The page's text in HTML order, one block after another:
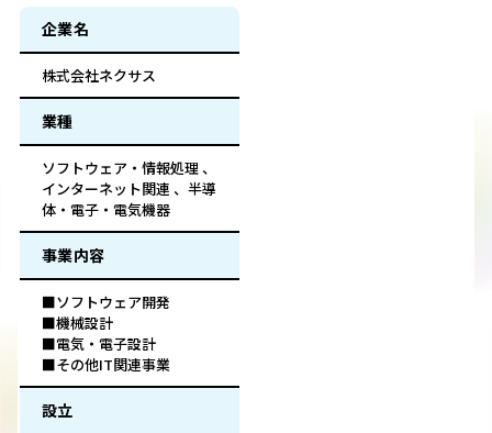
企業名
株式会社ネクサス
業種
ソフトウェア・情報処理 、
インターネット関連 、半導
体・電子・電気機器
事業内容
■ソフトウェア開発
■機械設計
■電気・電子設計
■その他IT関連事業
設立